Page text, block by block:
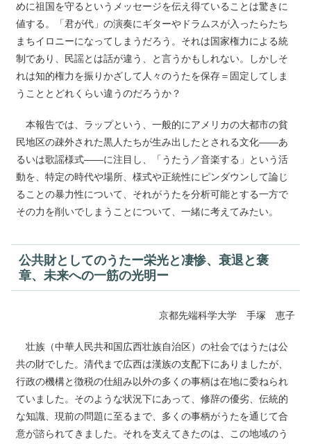
めに祖国を守るというメッセージを伝え得ていることは驚きに
値する。「君が代」の演奏にギターやドラムスが入ったらたち
まちイロニーになってしまうだろう。それは国家権力による統
制であり、民謡とは話が違う、と言うかもしれない。しかしそ
れは知的権力を振りかざして人々のうたを保存＝固定してしま
うこととどれくらい違うのだろうか？
本報告では、ラップという、一般的にアメリカの大都市の貧
民地区の疎外された黒人たちが生み出したとされる文化――あ
るいは歌謡様式――に注目し、「うたう／音楽する」という活
動を、特定の時代や場所、様式や正統性にピンダウンして論じ
ることの暴力性について、それがうたを分析可能とする一方で
その力を削いでしまうことについて、一緒に考えてみたい。
公共財としてのうたー栄光と凄惨、衰退と褒
章、未来への一筋の光明 ー
京都先端科学大学 手塚 恵子
壮族（中華人民共和国広西壮族自治区）の社会ではうたは公
共の財でした。清代まで広西は漢族の支配下にありましたが、
行政の機構と徴税の仕組み以外の多くの事柄は在地に委ねられ
ていました。そのような状況下にあって、修辞の優劣、伝統的
な知識、現前の問題に至るまで、多くの事柄がうたを通じて合
意が諮られてきました。それを支えてきたのは、この地域のう